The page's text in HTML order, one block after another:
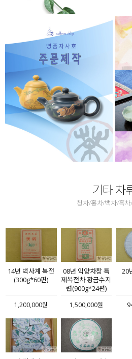
기타 차
청차/홍차/백차/흑
14년 백사계 복전
(300g*60편)
1,200,000원
08년 익양차창 특
제복전차 황금수지
련(900g*24편)
1,500,000원
20